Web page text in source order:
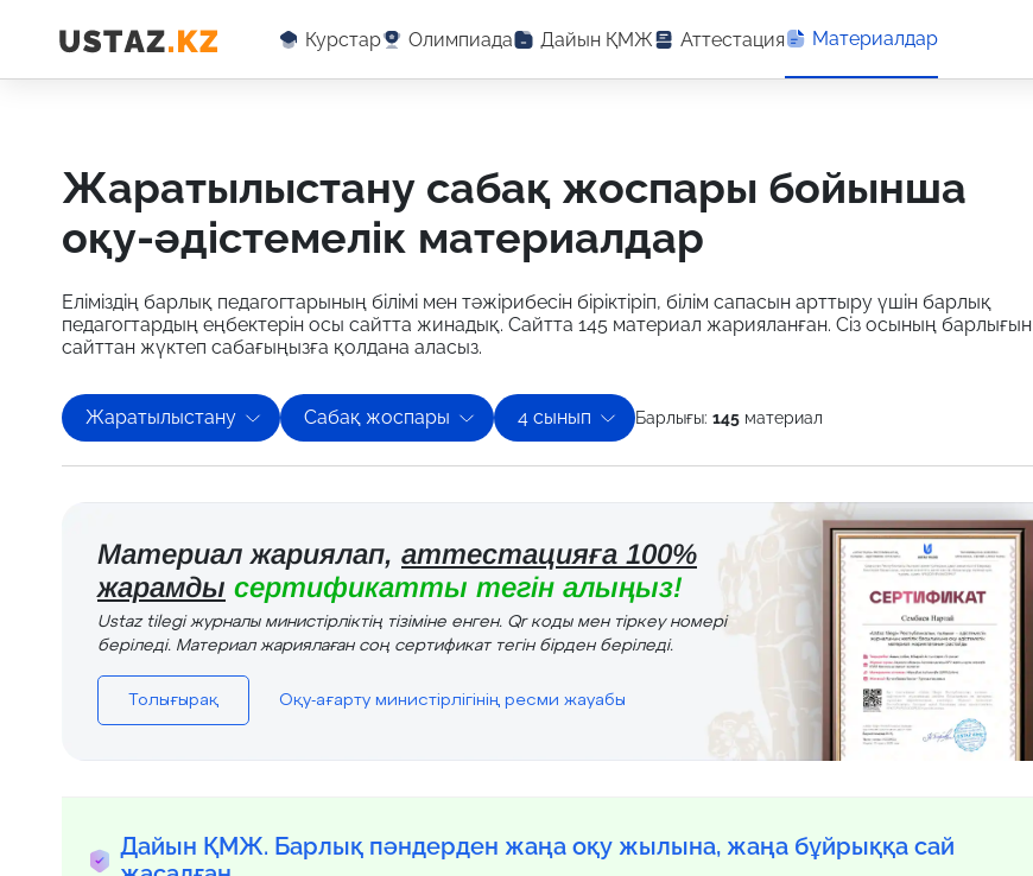
Курстар Олимпиада Дайын ҚМЖ Аттестация Материалдар
жаратылыстану сабақ жоспары бойынша
оқу-әдістемелік материалдар
Еліміздің барлық педагогтарының білімі мен тәжірибесін біріктіріп, білім сапасын арттыру үшін барлық
педагогтардың еңбектерін осы сайтта жинадық. Сайтта 145 материал жарияланған. Сіз осының барлығын
сайттан жүктеп сабағыңызға қолдана аласыз.
Жаратылыстану Сабақ жоспары 4 сынып Барлығы: 145 материал
Материал жариялап, аттестацияға 100%
жарамды сертификатты тегін алыңыз!
Ustaz tilegi журналы министірліктің тізіміне енген. Qr коды мен тіркеу номері
беріледі. Материал жариялаған соң сертификат тегін бірден беріледі.
Толығырақ Оқу-ағарту министірлігінің ресми жауабы
Дайын ҚМЖ. Барлық пәндерден жаңа оқу жылына, жаңа бұйрыққа сай